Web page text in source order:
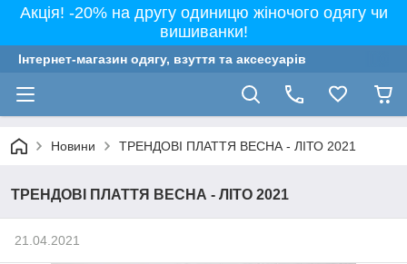
Акція! -20% на другу одиницю жіночого одягу чи
вишиванки!
Інтернет-магазин одягу, взуття та аксесуарів
Новини ТРЕНДОВІ ПЛАТТЯ ВЕСНА - ЛІТО 2021
ТРЕНДОВІ ПЛАТТЯ ВЕСНА - ЛІТО 2021
21.04.2021